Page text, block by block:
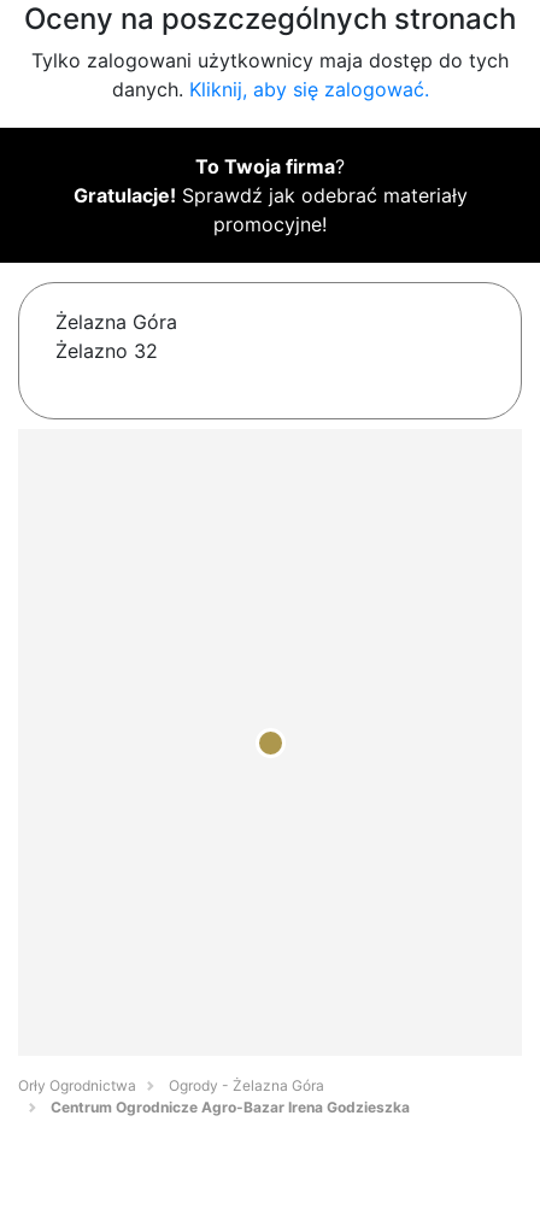
Oceny na poszczególnych stronach
Tylko zalogowani użytkownicy maja dostęp do tych
danych. Kliknij, aby się zalogować.
To Twoja firma?
Gratulacje! Sprawdź jak odebrać materiały
promocyjne!
Żelazna Góra
Żelazno 32
Orły Ogrodnictwa
Ogrody - Żelazna Góra
Centrum Ogrodnicze Agro-Bazar Irena Godzieszka